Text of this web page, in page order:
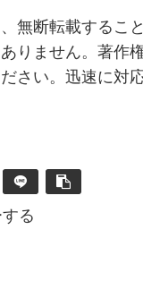
無断転載するこ
りません。著作
さい。迅速に対
る